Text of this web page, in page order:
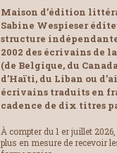
Maison d’édition
Sabine Wespieser
structure
2002 des écrivains de
(de Belgique, du
d’Haïti, du Liban ou
écrivains traduits en
cadence de dix titres
À compter du 1 er juillet
plus en mesure de recevoir